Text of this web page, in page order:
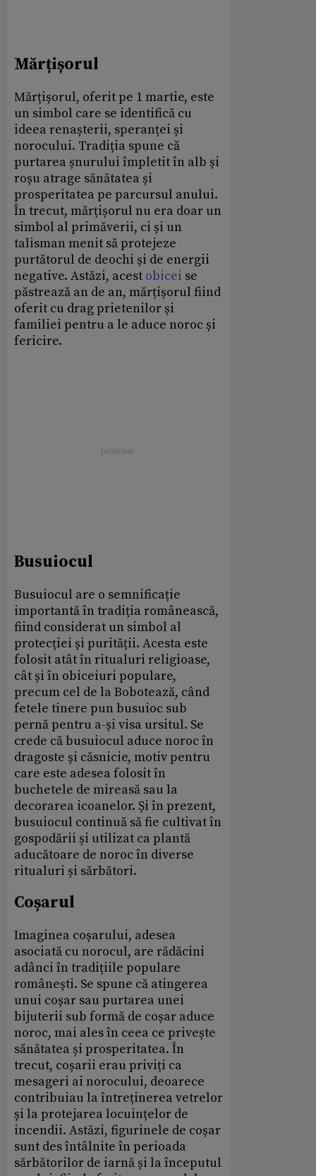
Mărțișorul
Mărțișorul, oferit pe 1 martie, este
un simbol care se identifică cu
ideea renașterii, speranței și
norocului. Tradiția spune că
purtarea șnurului împletit în alb și
roșu atrage sănătatea și
prosperitatea pe parcursul anului.
În trecut, mărțișorul nu era doar un
simbol al primăverii, ci și un
talisman menit să protejeze
purtătorul de deochi și de energii
negative. Astăzi, acest obicei se
păstrează an de an, mărțișorul fiind
oferit cu drag prietenilor și
familiei pentru a le aduce noroc și
fericire.
Busuiocul
Busuiocul are o semnificație
importantă în tradiția românească,
fiind considerat un simbol al
protecției și purității. Acesta este
folosit atât în ritualuri religioase,
cât și în obiceiuri populare,
precum cel de la Bobotează, când
fetele tinere pun busuioc sub
pernă pentru a-și visa ursitul. Se
crede că busuiocul aduce noroc în
dragoste și căsnicie, motiv pentru
care este adesea folosit în
buchetele de mireasă sau la
decorarea icoanelor. Și în prezent,
busuiocul continuă să fie cultivat în
gospodării și utilizat ca plantă
aducătoare de noroc în diverse
ritualuri și sărbători.
Coșarul
Imaginea coșarului, adesea
asociată cu norocul, are rădăcini
adânci în tradițiile populare
românești. Se spune că atingerea
unui coșar sau purtarea unei
bijuterii sub formă de coșar aduce
noroc, mai ales în ceea ce privește
sănătatea și prosperitatea. În
trecut, coșarii erau priviți ca
mesageri ai norocului, deoarece
contribuiau la întreținerea vetrelor
și la protejarea locuințelor de
incendii. Astăzi, figurinele de coșar
sunt des întâlnite în perioada
sărbătorilor de iarnă și la începutul